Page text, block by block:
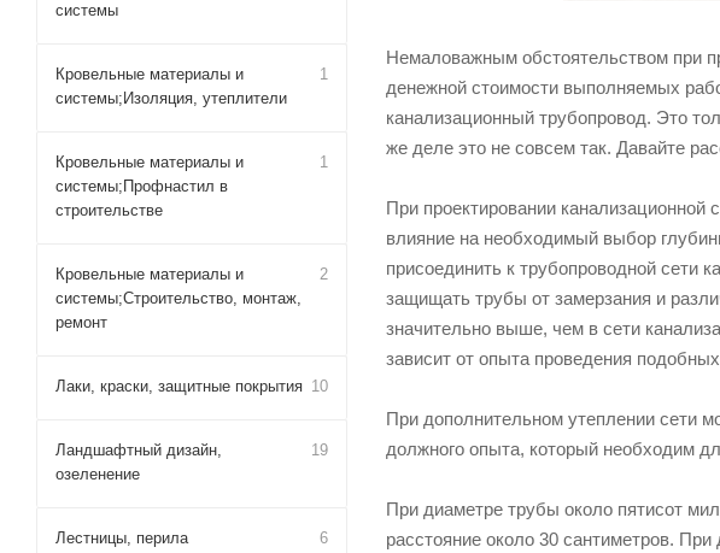
Немаловажным обстоятельством при
денежной стоимости выполняемых
канализационный трубопровод. Это
же деле это не совсем так. Давайте
При проектировании
влияние на необходимый выбор
присоединить к трубопроводной сети
защищать трубы от замерзания и
значительно выше, чем в сети
зависит от опыта проведения
При дополнительном утеплении сети
должного опыта, который необходим
При диаметре трубы около пятисот
расстояние около 30 сантиметров.
системы
Кровельные материалы и
системы;Изоляция, утеплители
1
Кровельные материалы и
системы;Профнастил в
строительстве
1
Кровельные материалы и
системы;Строительство, монтаж,
ремонт
2
Лаки, краски, защитные покрытия 10
Ландшафтный дизайн,
озеленение
19
Лестницы, перила 6